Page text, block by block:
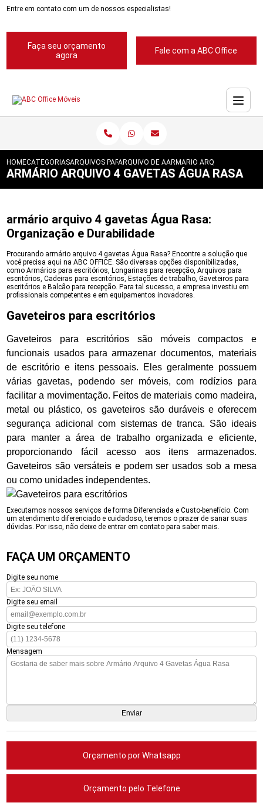
Entre em contato com um de nossos especialistas!
Faça seu orçamento
agora
Fale com a ABC Office
HOMECATEGORIASARQUIVOS PARA ESCRITORIOS
ARQUIVO DE ACO PARA ESCRITORIOS
ARMARIO ARQUIVO 4
ARMÁRIO ARQUIVO 4 GAVETAS ÁGUA RASA
armário arquivo 4 gavetas Água Rasa:
Organização e Durabilidade
Procurando armário arquivo 4 gavetas Água Rasa? Encontre a solução que
você precisa aqui na ABC OFFICE. São diversas opções disponibilizadas,
como Armários para escritórios, Longarinas para recepção, Arquivos para
escritórios, Cadeiras para escritórios, Estações de trabalho, Gaveteiros para
escritórios e Balcão para recepção. Para tal sucesso, a empresa investiu em
profissionais competentes e em equipamentos inovadores.
Gaveteiros para escritórios
Gaveteiros para escritórios são móveis compactos e
funcionais usados para armazenar documentos, materiais
de escritório e itens pessoais. Eles geralmente possuem
várias gavetas, podendo ser móveis, com rodízios para
facilitar a movimentação. Feitos de materiais como madeira,
metal ou plástico, os gaveteiros são duráveis e oferecem
segurança adicional com sistemas de tranca. São ideais
para manter a área de trabalho organizada e eficiente,
proporcionando fácil acesso aos itens armazenados.
Gaveteiros são versáteis e podem ser usados sob a mesa
ou como unidades independentes.
Executamos nossos serviços de forma Diferenciada e Custo-benefício. Com
um atendimento diferenciado e cuidadoso, teremos o prazer de sanar suas
dúvidas. Por isso, não deixe de entrar em contato para saber mais.
FAÇA UM ORÇAMENTO
Digite seu nome
Digite seu email
Digite seu telefone
Mensagem
Orçamento por Whatsapp
Orçamento pelo Telefone